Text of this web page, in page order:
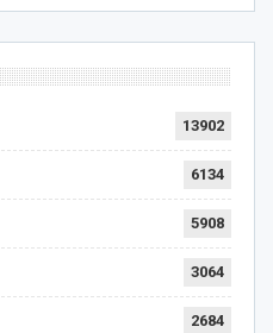
13902
6134
5908
3064
2684